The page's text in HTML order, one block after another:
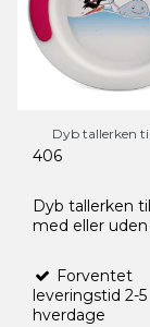
Dyb tallerken
406
Dyb tallerken
med eller
Forventet
leveringstid 2-5
hverdage